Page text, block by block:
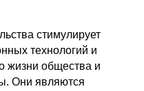
стимулирует
технологий и
жизни общества и
Они являются